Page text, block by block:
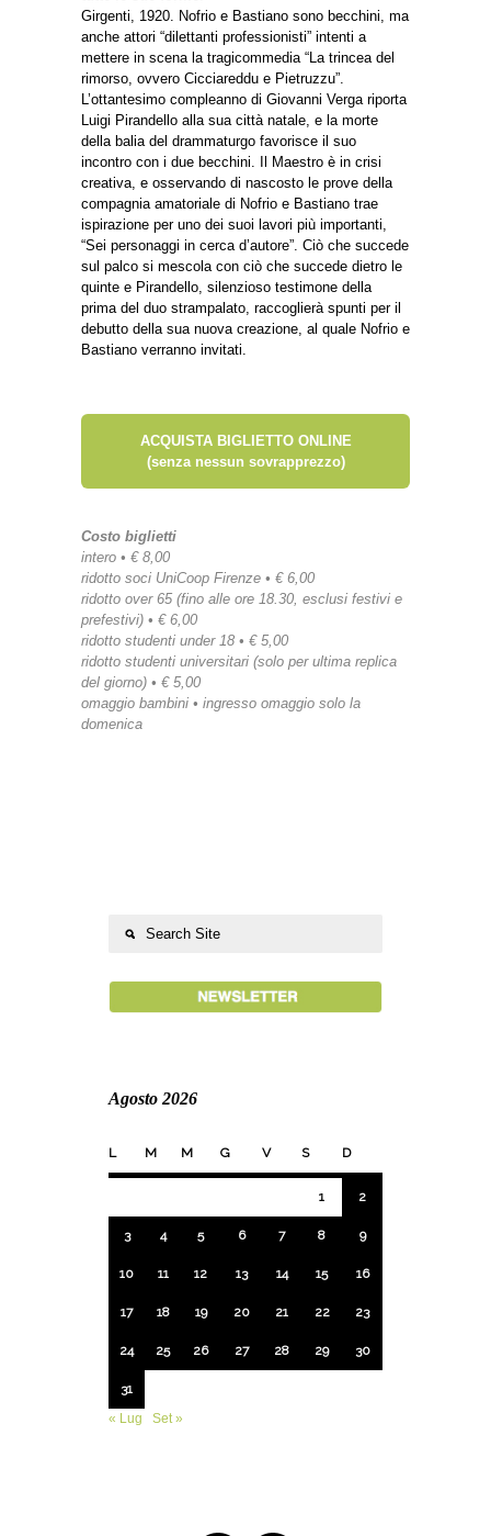
Girgenti, 1920. Nofrio e Bastiano sono becchini, ma
anche attori “dilettanti professionisti” intenti a
mettere in scena la tragicommedia “La trincea del
rimorso, ovvero Cicciareddu e Pietruzzu”.
L’ottantesimo compleanno di Giovanni Verga riporta
Luigi Pirandello alla sua città natale, e la morte
della balia del drammaturgo favorisce il suo
incontro con i due becchini. Il Maestro è in crisi
creativa, e osservando di nascosto le prove della
compagnia amatoriale di Nofrio e Bastiano trae
ispirazione per uno dei suoi lavori più importanti,
“Sei personaggi in cerca d’autore”. Ciò che succede
sul palco si mescola con ciò che succede dietro le
quinte e Pirandello, silenzioso testimone della
prima del duo strampalato, raccoglierà spunti per il
debutto della sua nuova creazione, al quale Nofrio e
Bastiano verranno invitati.
ACQUISTA BIGLIETTO ONLINE
(senza nessun sovrapprezzo)
Costo biglietti
intero • € 8,00
ridotto soci UniCoop Firenze • € 6,00
ridotto over 65 (fino alle ore 18.30, esclusi festivi e
prefestivi) • € 6,00
ridotto studenti under 18 • € 5,00
ridotto studenti universitari (solo per ultima replica
del giorno) • € 5,00
omaggio bambini • ingresso omaggio solo la
domenica
Agosto 2026
L M M G V S D
1 2
3 4 5 6 7 8 9
10 11 12 13 14 15 16
17 18 19 20 21 22 23
24 25 26 27 28 29 30
31
« Lug
Set »